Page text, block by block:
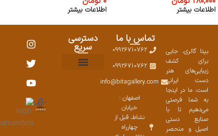
اطلاعات بیشتر اطلاعات بیشتر
بیتا گالری، جایی
برای کشف
زیبایی‌های هنر
دست ایرانی
است. ما در اینجا
به شما فرصتی
می‌دهیم تا با
صنایع دستی
اصیل و منحصر
تماس با ما
09926710762
09926710762
info@bitagallery.com
اصفهان :
خیابان
نشاط، قبل از
چهارراه
دسترسی
سریع